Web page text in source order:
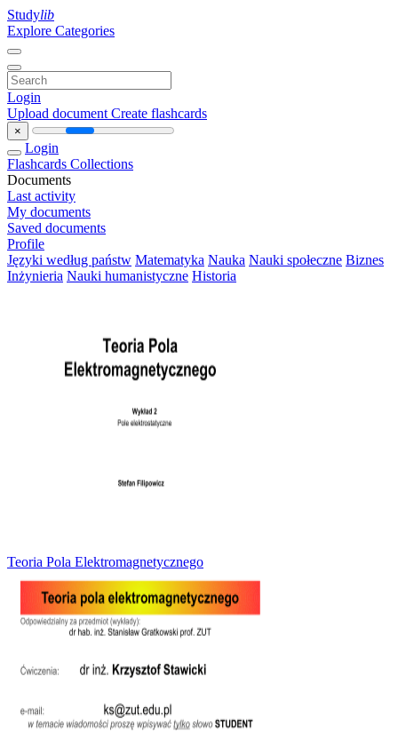
Studylib
Explore Categories
Login
Upload document Create flashcards
×
Login
Flashcards Collections
Documents
Last activity
My documents
Saved documents
Profile
Języki według państw Matematyka Nauka Nauki społeczne Biznes
Inżynieria Nauki humanistyczne Historia
Teoria Pola Elektromagnetycznego